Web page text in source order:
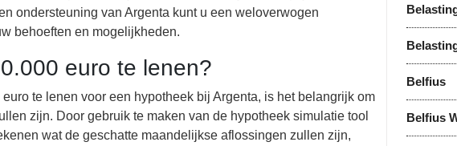
ondersteuning van Argenta kunt u een weloverwogen
behoeften en mogelijkheden.
euro te lenen?
te lenen voor een hypotheek bij Argenta, is het belangrijk om
zijn. Door gebruik te maken van de hypotheek simulatie tool
wat de geschatte maandelijkse aflossingen zullen zijn,
Belfius
Belfius